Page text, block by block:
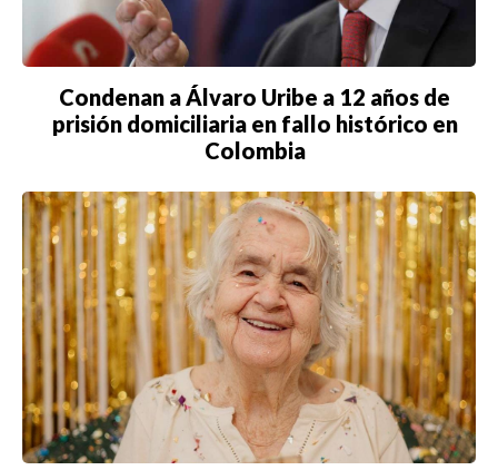
Condenan a Álvaro Uribe a 12 años de
prisión domiciliaria en fallo histórico en
Colombia